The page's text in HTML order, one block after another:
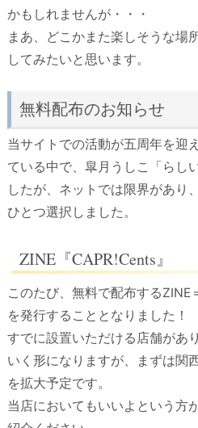
かもしれませんが・・・
まあ、どこかまた楽しそうな場
してみたいと思います。
無料配布のお知らせ
当サイトでの活動が五周年を迎
ている中で、皐月うしこ「らし
したが、ネットでは限界があり
ひとつ選択しました。
ZINE『CAPR!Cents』
このたび、無料で配布するZINE
を発行することとなりました！
すでに設置いただける店舗があ
いく形になりますが、まずは関
を拡大予定です。
当店においてもいいよという方